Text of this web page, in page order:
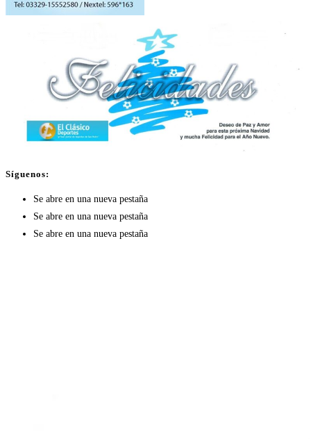
Síguenos:
Se abre en una nueva pestaña
Se abre en una nueva pestaña
Se abre en una nueva pestaña